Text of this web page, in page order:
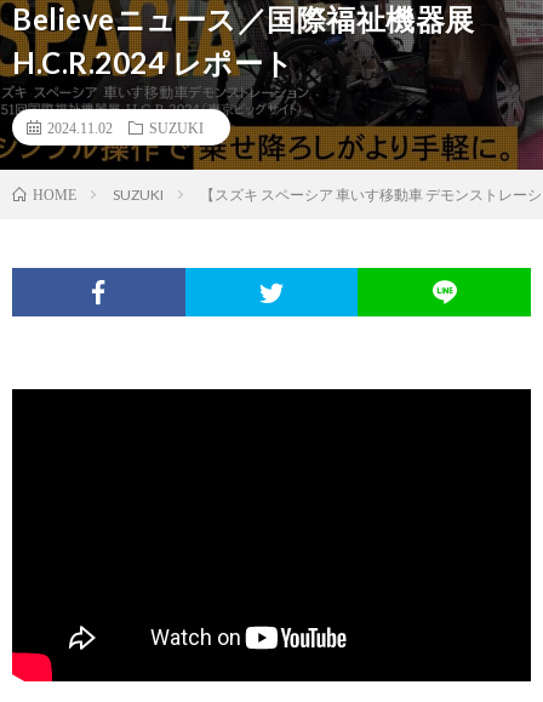
Believeニュース／国際福祉機器展
H.C.R.2024 レポート
2024.11.02 SUZUKI
HOME SUZUKI 【スズキ スペーシア 車いす移動車 デモンストレ